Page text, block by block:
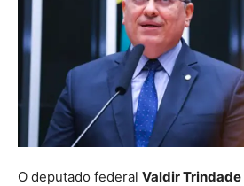
O deputado federal Valdir Trindade